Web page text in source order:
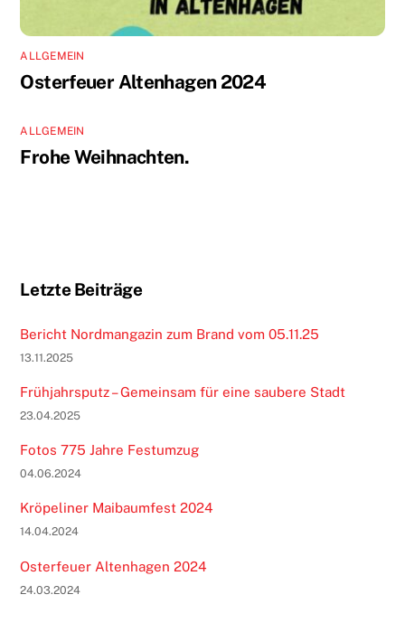
ALLGEMEIN
Osterfeuer Altenhagen 2024
ALLGEMEIN
Frohe Weihnachten.
Letzte Beiträge
Bericht Nordmangazin zum Brand vom 05.11.25
13.11.2025
Frühjahrsputz – Gemeinsam für eine saubere Stadt
23.04.2025
Fotos 775 Jahre Festumzug
04.06.2024
Kröpeliner Maibaumfest 2024
14.04.2024
Osterfeuer Altenhagen 2024
24.03.2024